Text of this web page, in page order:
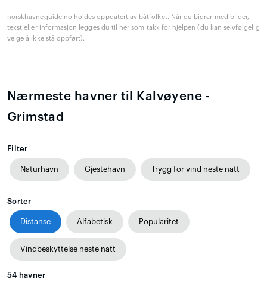
norskhavneguide.no holdes oppdatert av båtfolket. Når du bidrar med bilder,
tekst eller informasjon legges du til her som takk for hjelpen (du kan selvfølgelig
velge å ikke stå oppført).
Nærmeste havner til Kalvøyene -
Grimstad
Filter
Naturhavn Gjestehavn Trygg for vind neste natt
Sorter
Distanse Alfabetisk Popularitet
Vindbeskyttelse neste natt
54 havner